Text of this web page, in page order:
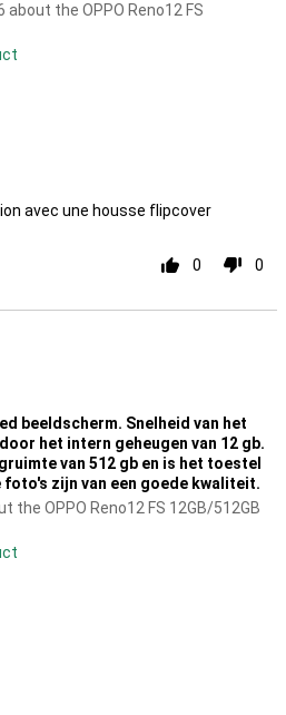
the OPPO Reno12 FS
avec une housse flipcover
0 0
beeldscherm. Snelheid van het
het intern geheugen van 12 gb.
van 512 gb en is het toestel
foto's zijn van een goede kwaliteit.
the OPPO Reno12 FS 12GB/512GB